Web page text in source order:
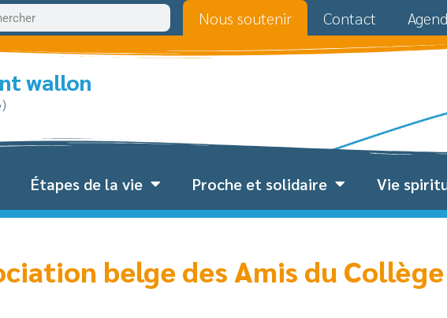
Nous soutenir Contact
wallon
Étapes de la vie Proche et solidaire Vie
belge des Amis du